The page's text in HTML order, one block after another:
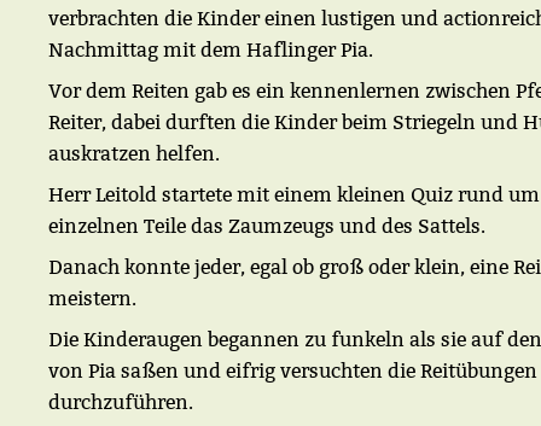
verbrachten die Kinder einen lustigen und
Nachmittag mit dem Haflinger Pia.
Vor dem Reiten gab es ein kennenlernen zwischen
Reiter, dabei durften die Kinder beim Striegeln und
auskratzen helfen.
Herr Leitold startete mit einem kleinen Quiz rund
einzelnen Teile das Zaumzeugs und des Sattels.
Danach konnte jeder, egal ob groß oder klein, eine
meistern.
Die Kinderaugen begannen zu funkeln als sie auf
von Pia saßen und eifrig versuchten die Reitübungen
durchzuführen.